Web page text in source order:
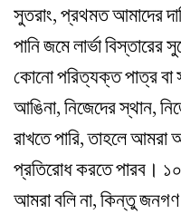
সুতরাং, প্রথমত আমাদের
পানি জমে লার্ভা
কোনো পরিত্যক্ত পাত্র বা
আঙিনা, নিজেদের স্থান,
রাখতে পারি, তাহলে
প্রতিরোধ করতে পারব।
আমরা বলি না, কিন্তু জনগণ